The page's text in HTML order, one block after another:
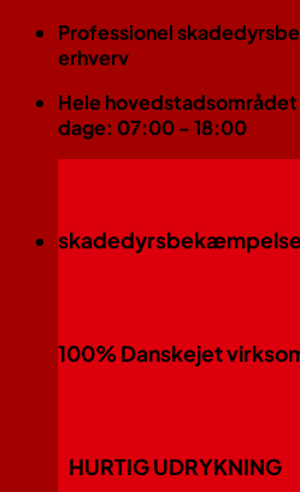
FortsætProfessionel
erhverv
Hele hovedstadsområdet
dage: 07:00 - 18:00
100% Danskejet
HURTIG UDRYKNING